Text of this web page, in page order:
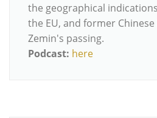
the geographical
the EU, and former
Zemin's passing.
Podcast: here